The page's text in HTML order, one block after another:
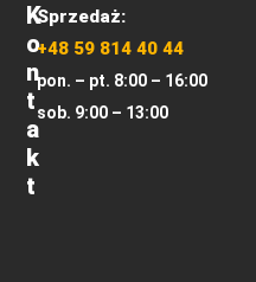
K
O
N
T
A
K
T
Sprzedaż:
+48 59 814 40 44
pon. – pt. 8:00 – 16:00
sob. 9:00 – 13:00